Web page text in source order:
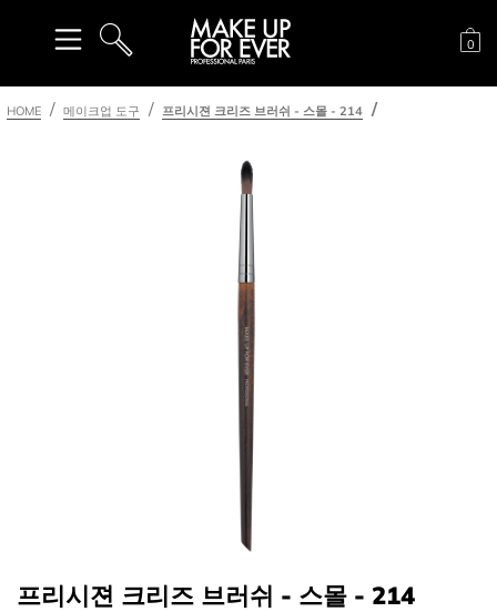
검색
장
0
HOME 메이크업 도구 프리시젼 크리즈 브러쉬 - 스몰 - 214
프리시젼 크리즈 브러쉬 - 스몰 - 214